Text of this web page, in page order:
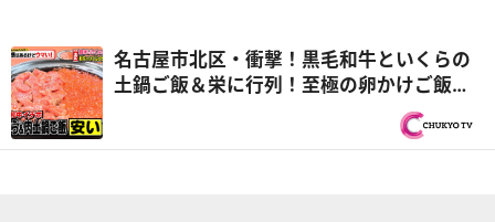
名古屋市北区・衝撃！黒毛和牛といくらの
土鍋ご飯＆栄に行列！至極の卵かけご飯
やめたいのにやめられない罪悪めし！『PS